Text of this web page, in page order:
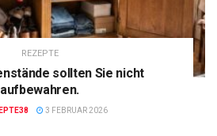
REZEPTE
sollten Sie nicht
aufbewahren.
3 FEBRUAR 2026